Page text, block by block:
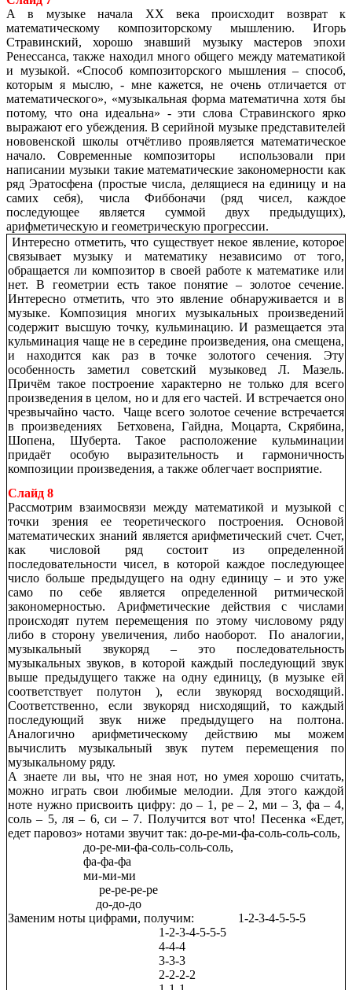
А в музыке начала XX века происходит возврат к
математическому композиторскому мышлению. Игорь
Стравинский, хорошо знавший музыку мастеров эпохи
Ренессанса, также находил много общего между математикой
и музыкой. «Способ композиторского мышления – способ,
которым я мыслю, - мне кажется, не очень отличается от
математического», «музыкальная форма математична хотя бы
потому, что она идеальна» - эти слова Стравинского ярко
выражают его убеждения. В серийной музыке представителей
нововенской школы отчётливо проявляется математическое
начало. Современные композиторы использовали при
написании музыки такие математические закономерности как
ряд Эратосфена (простые числа, делящиеся на единицу и на
самих себя), числа Фиббоначи (ряд чисел, каждое
последующее является суммой двух предыдущих),
арифметическую и геометрическую прогрессии.
Интересно отметить, что существует некое явление, которое
связывает музыку и математику независимо от того,
обращается ли композитор в своей работе к математике или
нет. В геометрии есть такое понятие – золотое сечение.
Интересно отметить, что это явление обнаруживается и в
музыке. Композиция многих музыкальных произведений
содержит высшую точку, кульминацию. И размещается эта
кульминация чаще не в середине произведения, она смещена,
и находится как раз в точке золотого сечения. Эту
особенность заметил советский музыковед Л. Мазель.
Причём такое построение характерно не только для всего
произведения в целом, но и для его частей. И встречается оно
чрезвычайно часто. Чаще всего золотое сечение встречается
в произведениях Бетховена, Гайдна, Моцарта, Скрябина,
Шопена, Шуберта. Такое расположение кульминации
придаёт особую выразительность и гармоничность
композиции произведения, а также облегчает восприятие.
Слайд 8
Рассмотрим взаимосвязи между математикой и музыкой с
точки зрения ее теоретического построения. Основой
математических знаний является арифметический счет. Счет,
как числовой ряд состоит из определенной
последовательности чисел, в которой каждое последующее
число больше предыдущего на одну единицу – и это уже
само по себе является определенной ритмической
закономерностью. Арифметические действия с числами
происходят путем перемещения по этому числовому ряду
либо в сторону увеличения, либо наоборот. По аналогии,
музыкальный звукоряд – это последовательность
музыкальных звуков, в которой каждый последующий звук
выше предыдущего также на одну единицу, (в музыке ей
соответствует полутон ), если звукоряд восходящий.
Cоответственно, если звукоряд нисходящий, то каждый
последующий звук ниже предыдущего на полтона.
Аналогично арифметическому действию мы можем
вычислить музыкальный звук путем перемещения по
музыкальному ряду.
А знаете ли вы, что не зная нот, но умея хорошо считать,
можно играть свои любимые мелодии. Для этого каждой
ноте нужно присвоить цифру: до – 1, ре – 2, ми – 3, фа – 4,
соль – 5, ля – 6, си – 7. Получится вот что! Песенка «Едет,
едет паровоз» нотами звучит так: до-ре-ми-фа-соль-соль-соль,
до-ре-ми-фа-соль-соль-соль,
фа-фа-фа
ми-ми-ми
ре-ре-ре-ре
до-до-до
Заменим ноты цифрами, получим: 1-2-3-4-5-5-5
1-2-3-4-5-5-5
4-4-4
3-3-3
2-2-2-2